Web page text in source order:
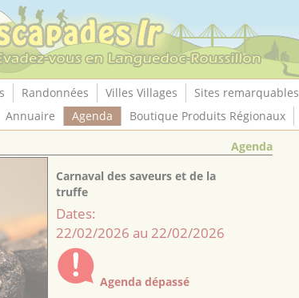
Randonnées Villes Villages Sites remarquables
Annuaire Agenda
Boutique Produits Régionaux
Agenda
Carnaval des saveurs et de la
truffe
Dates:
22/02/2026 au 22/02/2026
Agenda dépassé